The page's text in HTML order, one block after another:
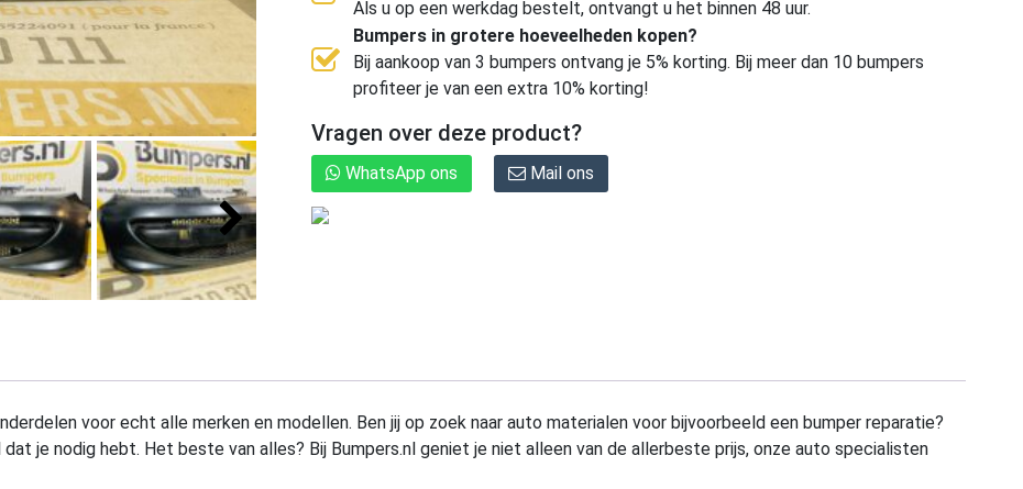
Als u op een werkdag bestelt, ontvangt u het binnen 48 uur.
Bumpers in grotere hoeveelheden kopen?
Bij aankoop van 3 bumpers ontvang je 5% korting. Bij meer dan 10 bumpers
profiteer je van een extra 10% korting!
Vragen over deze product?
WhatsApp ons Mail ons
voor echt alle merken en modellen. Ben jij op zoek naar auto materialen voor bijvoorbeeld een bumper reparatie?
je nodig hebt. Het beste van alles? Bij Bumpers.nl geniet je niet alleen van de allerbeste prijs, onze auto specialisten